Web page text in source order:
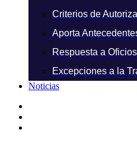
Criterios de
Aporta
Respuesta a Oficios
Excepciones a la
Noticias